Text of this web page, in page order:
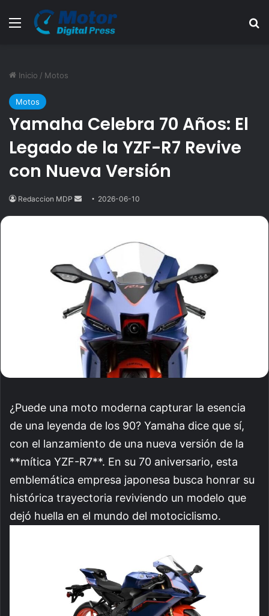
Menú
Inicio / Motos
Motos
Yamaha Celebra 70 Años: El
Legado de la YZF-R7 Revive
con Nueva Versión
Redaccion MDP
Send2026-06-10
¿Puede una moto moderna capturar la esencia
de una leyenda de los 90? Yamaha dice que sí,
con el lanzamiento de una nueva versión de la
**mítica YZF-R7**. En su 70 aniversario, esta
emblemática empresa japonesa busca honrar su
histórica trayectoria reviviendo un modelo que
dejó huella en el mundo del motociclismo.